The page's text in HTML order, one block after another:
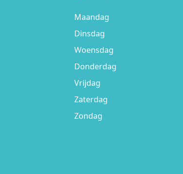
Maandag
Dinsdag
Woensdag
Donderdag
Vrijdag
Zaterdag
Zondag